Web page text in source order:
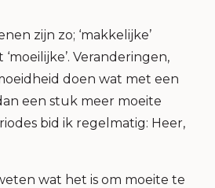
zijn zo; ‘makkelijke’
Veranderingen,
doen wat met een
een stuk meer moeite
bid ik regelmatig: Heer,
wat het is om moeite te